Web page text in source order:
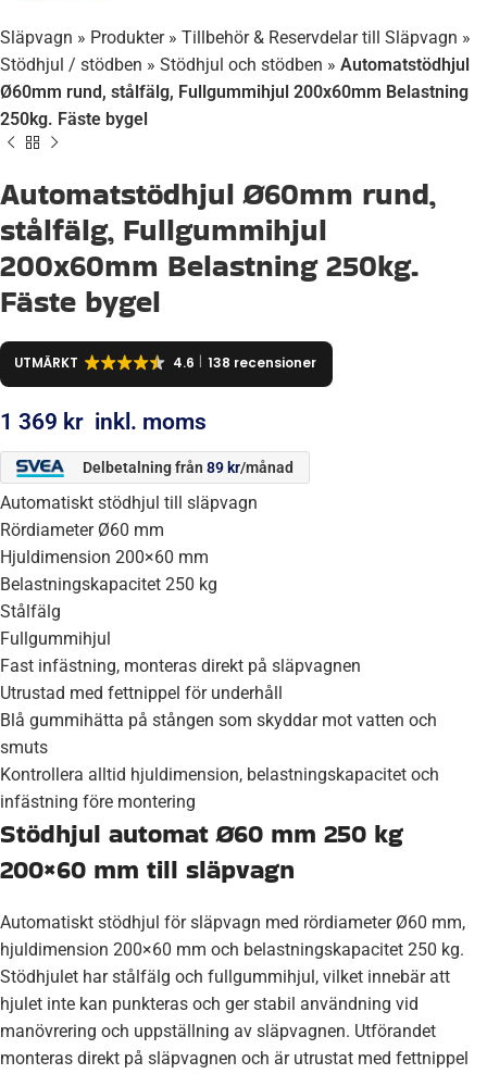
Släpvagn » Produkter» Tillbehör & Reservdelar till Släpvagn »
Stödhjul / stödben » Stödhjul och stödben » Automatstödhjul
Ø60mm rund, stålfälg, Fullgummihjul 200x60mm Belastning
250kg. Fäste bygel
Automatstödhjul Ø60mm rund,
stålfälg, Fullgummihjul
200x60mm Belastning 250kg.
Fäste bygel
UTMÄRKT 4.6 138 recensioner
1 369 kr inkl. moms
Delbetalning från 89 kr/månad
Automatiskt stödhjul till släpvagn
Rördiameter Ø60 mm
Hjuldimension 200×60 mm
Belastningskapacitet 250 kg
Stålfälg
Fullgummihjul
Fast infästning, monteras direkt på släpvagnen
Utrustad med fettnippel för underhåll
Blå gummihätta på stången som skyddar mot vatten och
smuts
Kontrollera alltid hjuldimension, belastningskapacitet och
infästning före montering
Stödhjul automat Ø60 mm 250 kg
200×60 mm till släpvagn
Automatiskt stödhjul för släpvagn med rördiameter Ø60 mm,
hjuldimension 200×60 mm och belastningskapacitet 250 kg.
Stödhjulet har stålfälg och fullgummihjul, vilket innebär att
hjulet inte kan punkteras och ger stabil användning vid
manövrering och uppställning av släpvagnen. Utförandet
monteras direkt på släpvagnen och är utrustat med fettnippel